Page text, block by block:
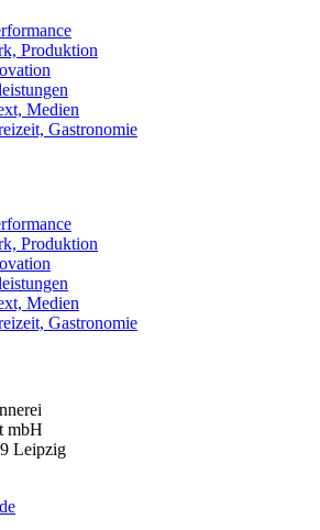
Produktion
Medien
Gastronomie
Produktion
Medien
Gastronomie
mbH
Leipzig